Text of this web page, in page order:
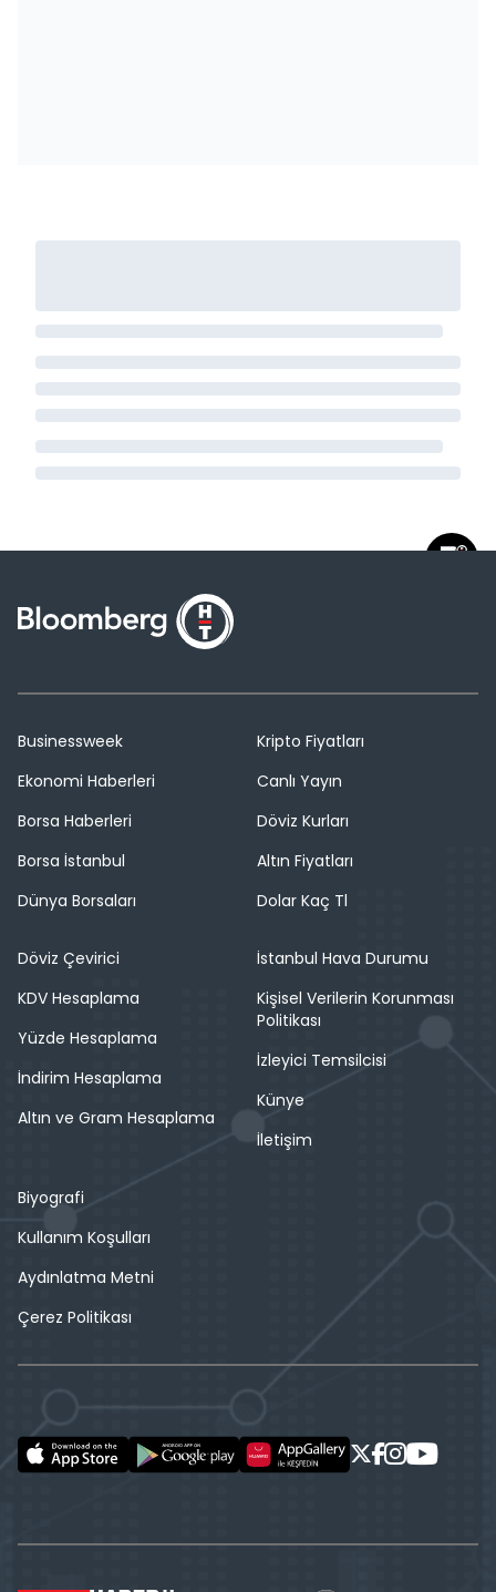
Businessweek
Ekonomi Haberleri
Borsa Haberleri
Borsa İstanbul
Dünya Borsaları
Kripto Fiyatları
Canlı Yayın
Döviz Kurları
Altın Fiyatları
Dolar Kaç Tl
Döviz Çevirici
KDV Hesaplama
Yüzde Hesaplama
İndirim Hesaplama
Altın ve Gram Hesaplama
İstanbul Hava Durumu
Kişisel Verilerin Korunması
Politikası
İzleyici Temsilcisi
Künye
İletişim
Biyografi
Kullanım Koşulları
Aydınlatma Metni
Çerez Politikası